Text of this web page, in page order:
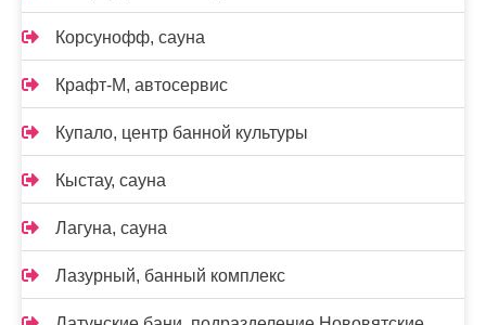
Корсунофф, сауна
Крафт-М, автосервис
Купало, центр банной культуры
Кыстау, сауна
Лагуна, сауна
Лазурный, банный комплекс